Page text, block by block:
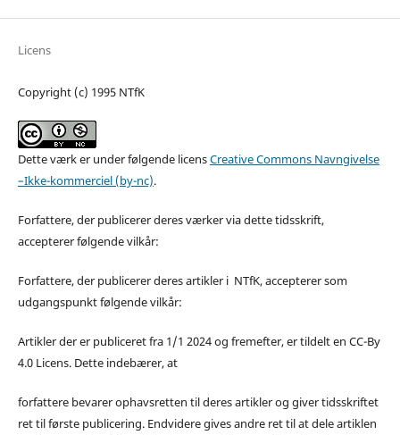
Licens
Copyright (c) 1995 NTfK
Dette værk er under følgende licensCreative Commons Navngivelse
–Ikke-kommerciel (by-nc).
Forfattere, der publicerer deres værker via dette tidsskrift,
accepterer følgende vilkår:
Forfattere, der publicerer deres artikler i NTfK, accepterer som
udgangspunkt følgende vilkår:
Artikler der er publiceret fra 1/1 2024 og fremefter, er tildelt en CC-By
4.0 Licens. Dette indebærer, at
forfattere bevarer ophavsretten til deres artikler og giver tidsskriftet
ret til første publicering. Endvidere gives andre ret til at dele artiklen